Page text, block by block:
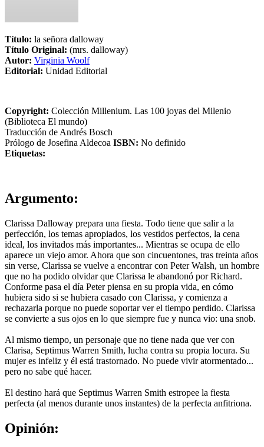
Título: la señora dalloway
Título Original: (mrs. dalloway)
Autor: Virginia Woolf
Editorial: Unidad Editorial
Copyright: Colección Millenium. Las 100 joyas del Milenio
(Biblioteca El mundo)
Traducción de Andrés Bosch
Prólogo de Josefina Aldecoa ISBN: No definido
Etiquetas:
Argumento:
Clarissa Dalloway prepara una fiesta. Todo tiene que salir a la
perfección, los temas apropiados, los vestidos perfectos, la cena
ideal, los invitados más importantes... Mientras se ocupa de ello
aparece un viejo amor. Ahora que son cincuentones, tras treinta años
sin verse, Clarissa se vuelve a encontrar con Peter Walsh, un hombre
que no ha podido olvidar que Clarissa le abandonó por Richard.
Conforme pasa el día Peter piensa en su propia vida, en cómo
hubiera sido si se hubiera casado con Clarissa, y comienza a
rechazarla porque no puede soportar ver el tiempo perdido. Clarissa
se convierte a sus ojos en lo que siempre fue y nunca vio: una snob.
Al mismo tiempo, un personaje que no tiene nada que ver con
Clarisa, Septimus Warren Smith, lucha contra su propia locura. Su
mujer es infeliz y él está trastornado. No puede vivir atormentado...
pero no sabe qué hacer.
El destino hará que Septimus Warren Smith estropee la fiesta
perfecta (al menos durante unos instantes) de la perfecta anfitriona.
Opinión: